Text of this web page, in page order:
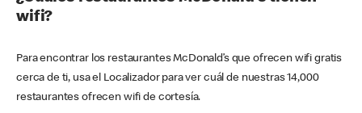
wifi?
Para encontrar los restaurantes McDonald’s que ofrecen wifi gratis
cerca de ti, usa el Localizador para ver cuál de nuestras 14,000
restaurantes ofrecen wifi de cortesía.